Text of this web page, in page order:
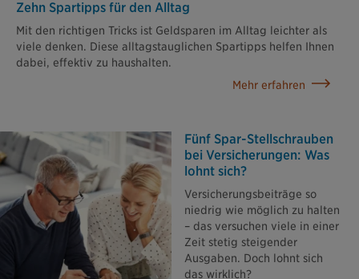
Zehn Spartipps für den Alltag
Mit den richtigen Tricks ist Geldsparen im Alltag leichter als
viele denken. Diese alltagstauglichen Spartipps helfen Ihnen
dabei, effektiv zu haushalten.
Mehr erfahren
Fünf Spar-Stellschrauben
bei Versicherungen: Was
lohnt sich?
Versicherungsbeiträge so
niedrig wie möglich zu halten
– das versuchen viele in einer
Zeit stetig steigender
Ausgaben. Doch lohnt sich
das wirklich?